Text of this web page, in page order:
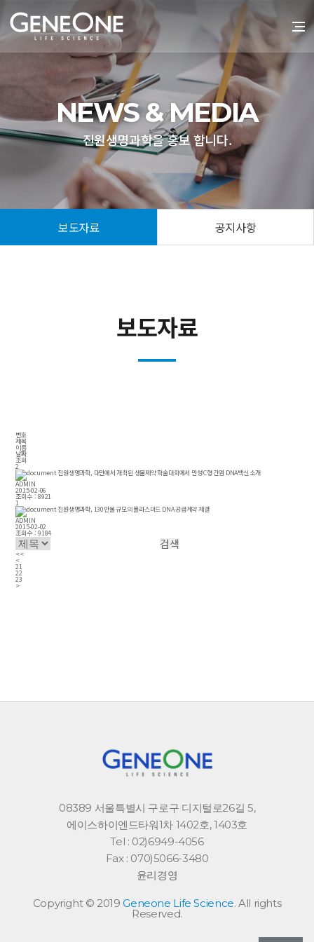
NEWS & MEDIA
진원생명과학을 홍보 합니다.
보도자료 공지사항
보도자료
번호
제목
이름
날짜
조회
2
진원생명과학, 대만에서 개최된 생물제약 학술대회에서 만성 C형 간염 DNA백신 소개
ADMIN
2015-02-06
조회수 :8921
1
진원생명과학, 130만불 규모의 플라스미드 DNA 공급계약 체결
ADMIN
2015-02-02
조회수 :9184
<<
<
21
22
23
>
08389 서울특별시 구로구 디지털로26길 5,
에이스하이엔드타워1차 1402호, 1403호
Tel : 02)6949-4056
Fax : 070)5066-3480
윤리경영
Copyright © 2019Geneone Life Science. All rights
Reserved.